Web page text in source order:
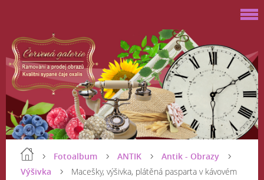
Fotoalbum ANTIK
Antik - Obrazy
Výšivka
Macešky, výšivka, plátěná pasparta v kávovém